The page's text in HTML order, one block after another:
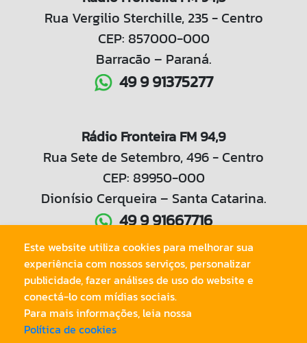
Rua Vergilio Sterchille, 235 - Centro
CEP: 857000-000
Barracão – Paraná.
49 9 91375277
Rádio Fronteira FM 94,9
Rua Sete de Setembro, 496 - Centro
CEP: 89950-000
Dionísio Cerqueira – Santa Catarina.
49 9 91667716
49 3644 1042
© Copyright 2020.Radio Tri Fronteira LTDA
Este website utiliza cookies para melhorar sua
experiência com nossos serviços, personalizar
publicidade, fazer análises de uso do website e
conectá-lo com mídias sociais.
Para mais informações, leia nossa
Política de cookies